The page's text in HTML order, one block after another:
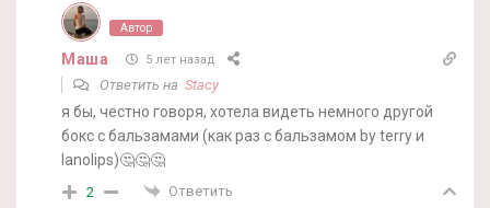
Автор
Маша 5 лет назад
Ответить на Stacy
я бы, честно говоря, хотела видеть немного другой
бокс с бальзамами (как раз с бальзамом by terry и
lanolips)🤔🤔🤔
2 Ответить